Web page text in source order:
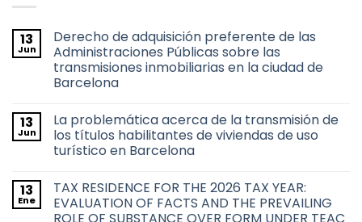
13
Jun
Derecho de adquisición preferente de las
Administraciones Públicas sobre las
transmisiones inmobiliarias en la ciudad de
Barcelona
comentarios
en
Derecho
de
de
las
Administraciones
Públicas
13
Jun
La problemática acerca de la transmisión de
los títulos habilitantes de viviendas de uso
turístico en Barcelona
comentarios
en
La
problemática
13
Ene
TAX RESIDENCE FOR THE 2026 TAX YEAR:
EVALUATION OF FACTS AND THE PREVAILING